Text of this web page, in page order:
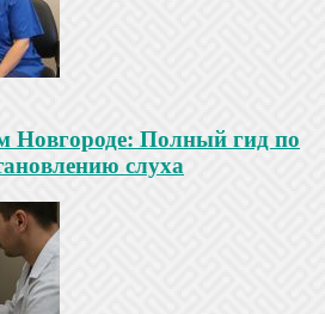
Новгороде: Полный гид по
слуха